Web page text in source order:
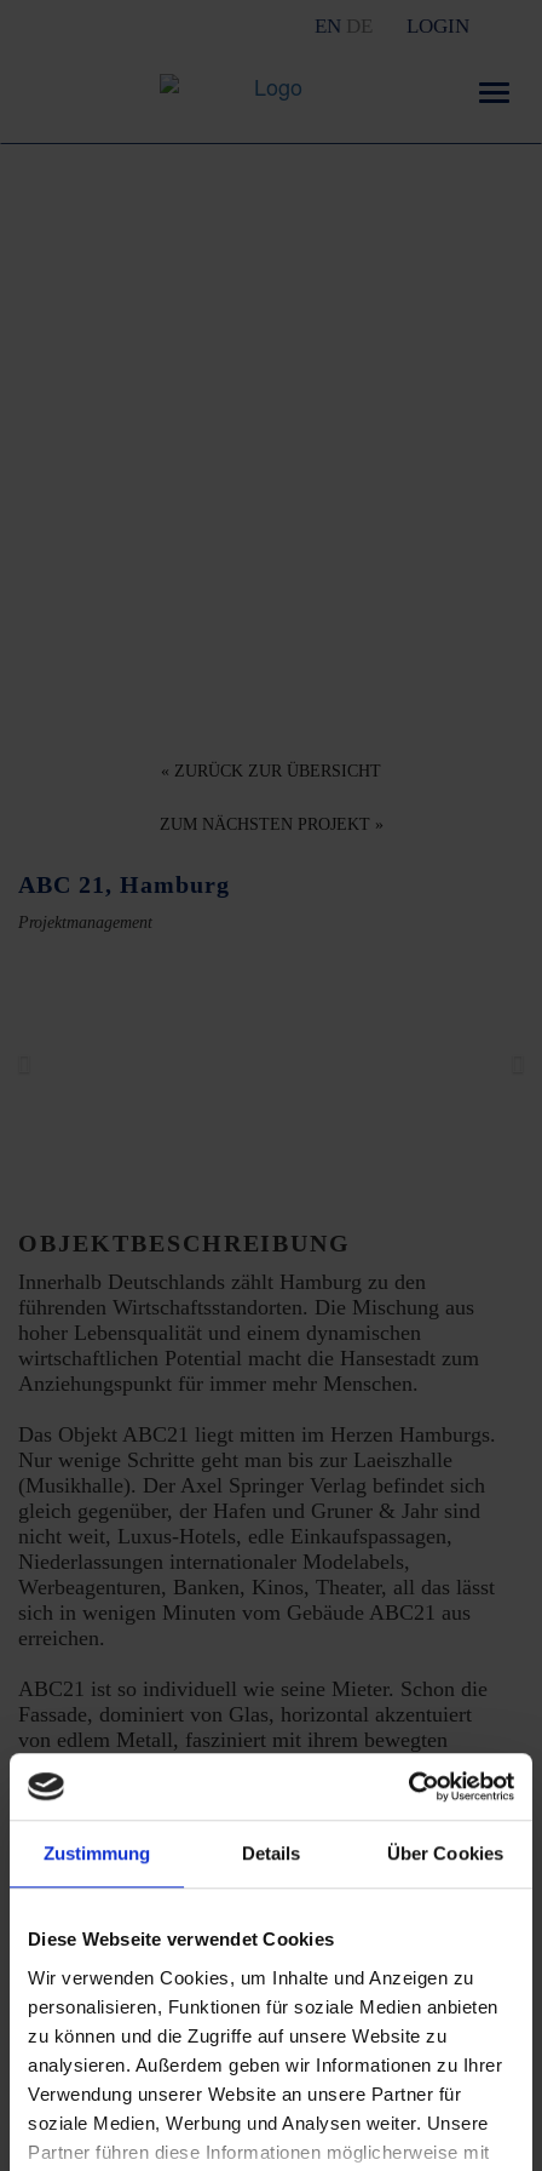
Zustimmung Details Über Cookies
Diese Webseite verwendet Cookies
Wir verwenden Cookies, um Inhalte und Anzeigen zu
personalisieren, Funktionen für soziale Medien anbieten
zu können und die Zugriffe auf unsere Website zu
analysieren. Außerdem geben wir Informationen zu Ihrer
Verwendung unserer Website an unsere Partner für
soziale Medien, Werbung und Analysen weiter. Unsere
Partner führen diese Informationen möglicherweise mit
LOGIN
DE
EN
« ZURÜCK ZUR ÜBERSICHT
ZUM NÄCHSTEN PROJEKT »
ABC 21, Hamburg
Projektmanagement
OBJEKTBESCHREIBUNG
Innerhalb Deutschlands zählt Hamburg zu den
führenden Wirtschaftsstandorten. Die Mischung aus
hoher Lebensqualität und einem dynamischen
wirtschaftlichen Potential macht die Hansestadt zum
Anziehungspunkt für immer mehr Menschen.
Das Objekt ABC21 liegt mitten im Herzen Hamburgs.
Nur wenige Schritte geht man bis zur Laeiszhalle
(Musikhalle). Der Axel Springer Verlag befindet sich
gleich gegenüber, der Hafen und Gruner & Jahr sind
nicht weit, Luxus-Hotels, edle Einkaufspassagen,
Niederlassungen internationaler Modelabels,
Werbeagenturen, Banken, Kinos, Theater, all das lässt
sich in wenigen Minuten vom Gebäude ABC21 aus
erreichen.
ABC21 ist so individuell wie seine Mieter. Schon die
Fassade, dominiert von Glas, horizontal akzentuiert
von edlem Metall, fasziniert mit ihrem bewegten
Elemente. Ein Spiel mit Licht und Schatten, ein
Gebäude mit lebendigem Charakter. Konsequent wird
das Gestaltungskonzept auf das Innere und den Hof
des Büro-Komplexes übertragen. Hier findet sich das
Highlight des Objektes, das „Goldene Band“. Dieses
optische Akzente in der Horizontalen und in der
Vertikalen zieht sich durch den Innenhof und über eine
Wand bis zum 5. Obergeschoss. Ausstattungselemente
und Mobiliar wie Licht, Sitzstufen und Bänke schaffen
insbesondere im Innenhof einen besonderen,
repräsentativen Aufenthaltscharakter für das
Wechselspiel von Arbeit und Ruhe, Kommunikation
und Kontemplation.